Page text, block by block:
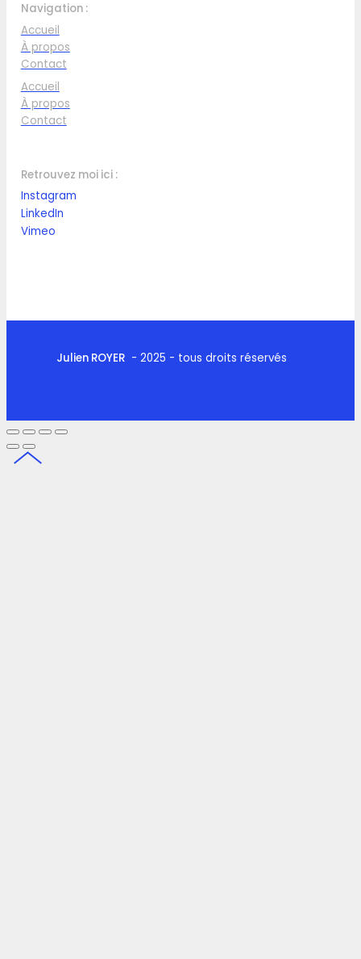
Navigation :
Accueil
À propos
Contact
Accueil
À propos
Contact
Retrouvez moi ici :
Instagram
LinkedIn
Vimeo
Julien ROYER - 2025 - tous droits réservés